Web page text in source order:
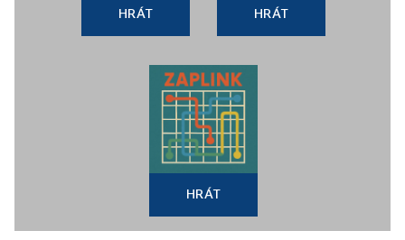
HRÁT HRÁT
HRÁT